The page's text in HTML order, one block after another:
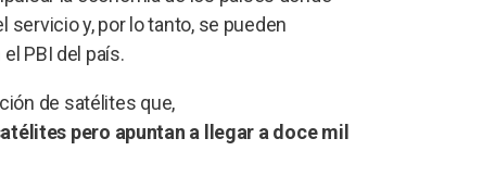
servicio y, por lo tanto, se pueden
PBI del país.
de satélites que,
pero apuntan a llegar a doce mil